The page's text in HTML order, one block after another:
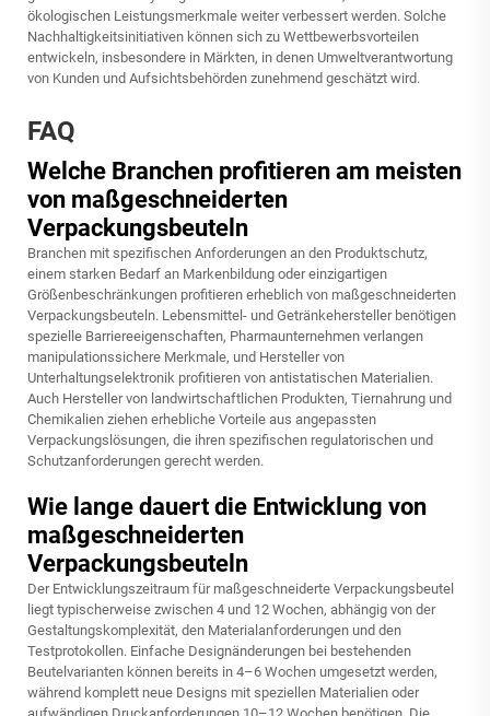
ökologischen Leistungsmerkmale weiter verbessert werden. Solche
Nachhaltigkeitsinitiativen können sich zu Wettbewerbsvorteilen
entwickeln, insbesondere in Märkten, in denen Umweltverantwortung
von Kunden und Aufsichtsbehörden zunehmend geschätzt wird.
FAQ
Welche Branchen profitieren am meisten
von maßgeschneiderten
Verpackungsbeuteln
Branchen mit spezifischen Anforderungen an den Produktschutz,
einem starken Bedarf an Markenbildung oder einzigartigen
Größenbeschränkungen profitieren erheblich von maßgeschneiderten
Verpackungsbeuteln. Lebensmittel- und Getränkehersteller benötigen
spezielle Barriereeigenschaften, Pharmaunternehmen verlangen
manipulationssichere Merkmale, und Hersteller von
Unterhaltungselektronik profitieren von antistatischen Materialien.
Auch Hersteller von landwirtschaftlichen Produkten, Tiernahrung und
Chemikalien ziehen erhebliche Vorteile aus angepassten
Verpackungslösungen, die ihren spezifischen regulatorischen und
Schutzanforderungen gerecht werden.
Wie lange dauert die Entwicklung von
maßgeschneiderten
Verpackungsbeuteln
Der Entwicklungszeitraum für maßgeschneiderte Verpackungsbeutel
liegt typischerweise zwischen 4 und 12 Wochen, abhängig von der
Gestaltungskomplexität, den Materialanforderungen und den
Testprotokollen. Einfache Designänderungen bei bestehenden
Beutelvarianten können bereits in 4–6 Wochen umgesetzt werden,
während komplett neue Designs mit speziellen Materialien oder